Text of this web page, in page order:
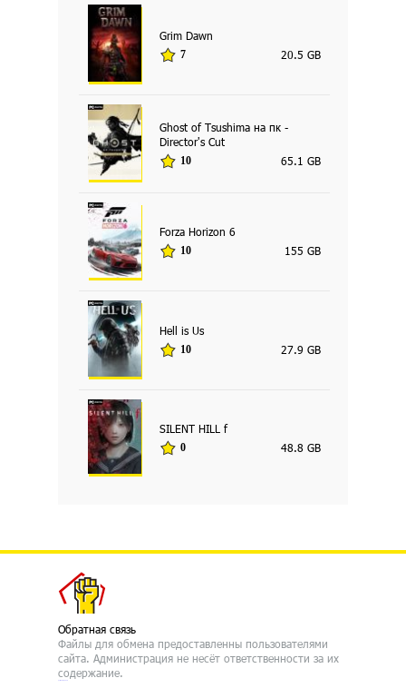
Grim Dawn
7 20.5 GB
Ghost of Tsushima на пк -
Director's Cut
10 65.1 GB
Forza Horizon 6
10 155 GB
Hell is Us
10 27.9 GB
SILENT HILL f
0 48.8 GB
Обратная связь
Файлы для обмена предоставленны пользователями
сайта. Администрация не несёт ответственности за их
содержание.